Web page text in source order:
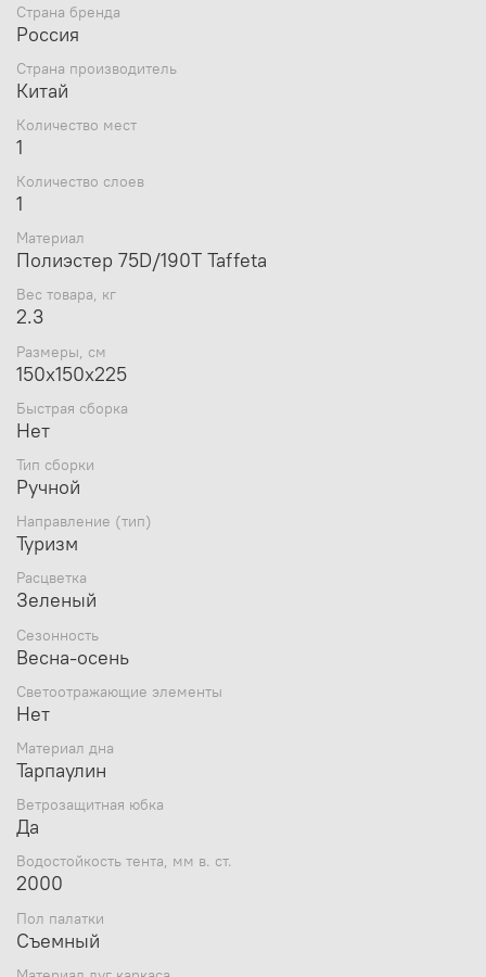
необходимых
По периметру ветрозащитная юбка для большей
ветроустойчивости.
Страна бренда
Россия
Страна производитель
Китай
Количество мест
1
Количество слоев
1
Материал
Полиэстер 75D/190Т Taffeta
Вес товара, кг
2.3
Размеры, см
150х150х225
Быстрая сборка
Нет
Тип сборки
Ручной
Направление (тип)
Туризм
Расцветка
Зеленый
Сезонность
Весна-осень
Светоотражающие элементы
Нет
Материал дна
Тарпаулин
Ветрозащитная юбка
Да
Водостойкость тента, мм в. ст.
2000
Пол палатки
Съемный